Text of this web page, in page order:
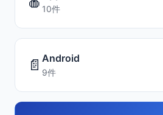
10件
📄 Android
9件